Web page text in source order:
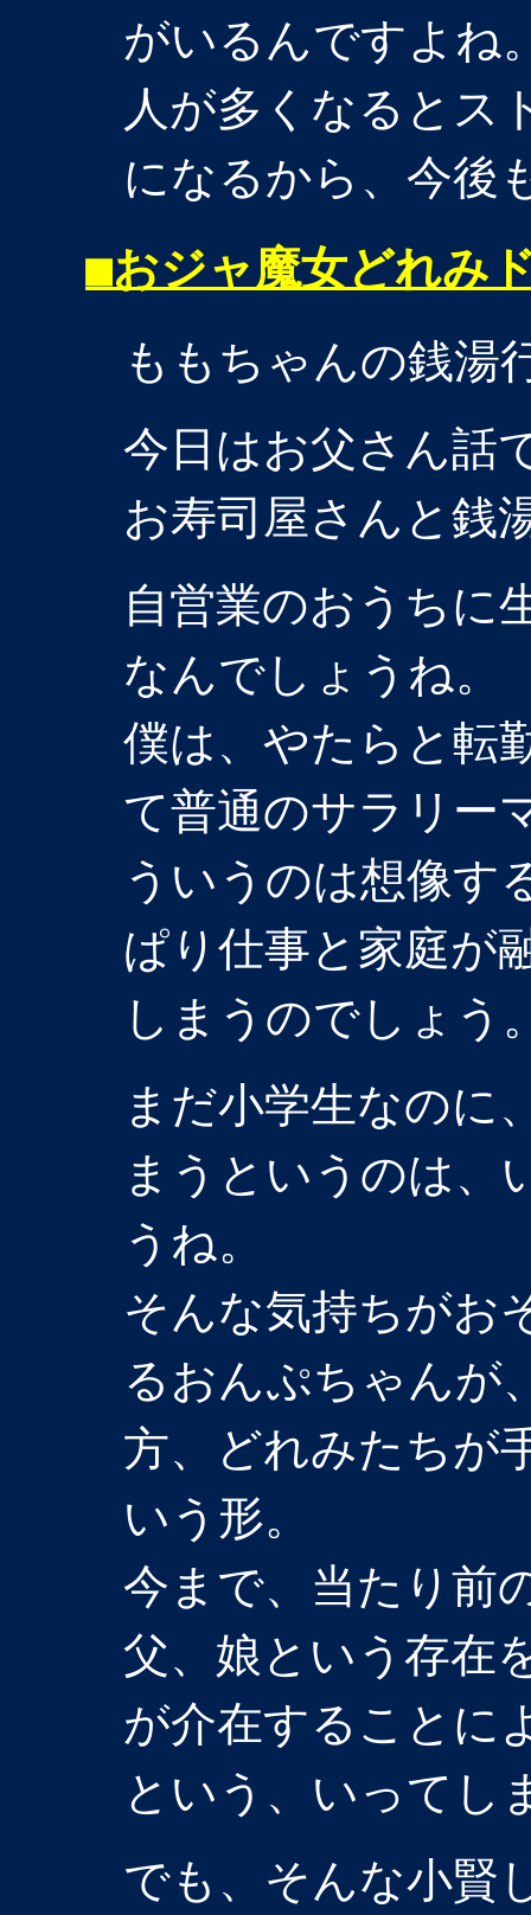
がいるんですよね
人が多くなるとス
になるから、今後
■おジャ魔女どれみ
ももちゃんの銭湯
今日はお父さん話
お寿司屋さんと銭
自営業のおうちに
なんでしょうね。
僕は、やたらと転
て普通のサラリー
ういうのは想像す
ぱり仕事と家庭が
しまうのでしょう
まだ小学生なのに
まうというのは、
うね。
そんな気持ちがお
るおんぷちゃんが
方、どれみたちが
いう形。
今まで、当たり前
父、娘という存在
が介在することに
という、いってし
でも、そんな小賢